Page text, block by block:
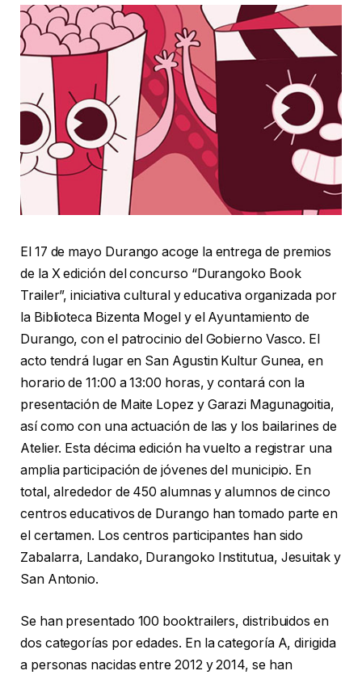
El 17 de mayo Durango acoge la entrega de premios
de la X edición del concurso “Durangoko Book
Trailer”, iniciativa cultural y educativa organizada por
la Biblioteca Bizenta Mogel y el Ayuntamiento de
Durango, con el patrocinio del Gobierno Vasco. El
acto tendrá lugar en San Agustin Kultur Gunea, en
horario de 11:00 a 13:00 horas, y contará con la
presentación de Maite Lopez y Garazi Magunagoitia,
así como con una actuación de las y los bailarines de
Atelier. Esta décima edición ha vuelto a registrar una
amplia participación de jóvenes del municipio. En
total, alrededor de 450 alumnas y alumnos de cinco
centros educativos de Durango han tomado parte en
el certamen. Los centros participantes han sido
Zabalarra, Landako, Durangoko Institutua, Jesuitak y
San Antonio.
Se han presentado 100 booktrailers, distribuidos en
dos categorías por edades. En la categoría A, dirigida
a personas nacidas entre 2012 y 2014, se han